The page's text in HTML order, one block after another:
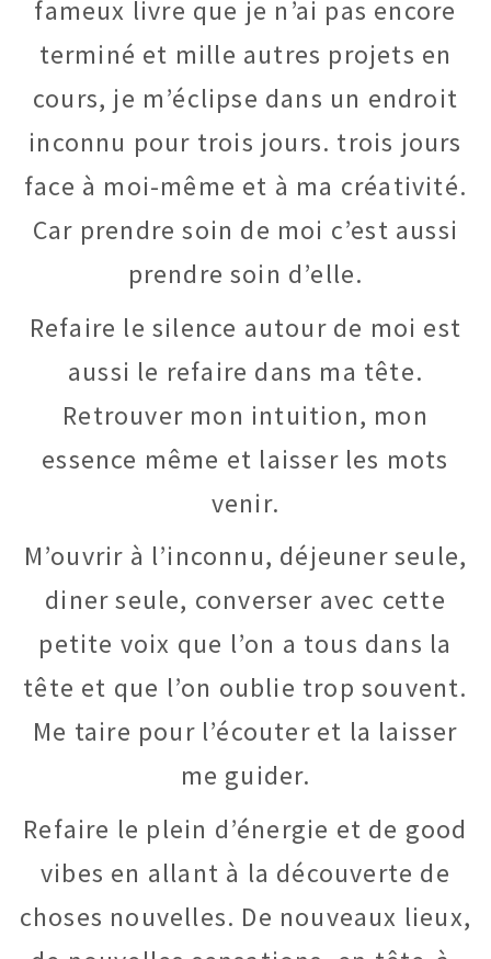
fameux livre que je n’ai pas encore
terminé et mille autres projets en
cours, je m’éclipse dans un endroit
inconnu pour trois jours. trois jours
face à moi-même et à ma créativité.
Car prendre soin de moi c’est aussi
prendre soin d’elle.
Refaire le silence autour de moi est
aussi le refaire dans ma tête.
Retrouver mon intuition, mon
essence même et laisser les mots
venir.
M’ouvrir à l’inconnu, déjeuner seule,
diner seule, converser avec cette
petite voix que l’on a tous dans la
tête et que l’on oublie trop souvent.
Me taire pour l’écouter et la laisser
me guider.
Refaire le plein d’énergie et de good
vibes en allant à la découverte de
choses nouvelles. De nouveaux lieux,